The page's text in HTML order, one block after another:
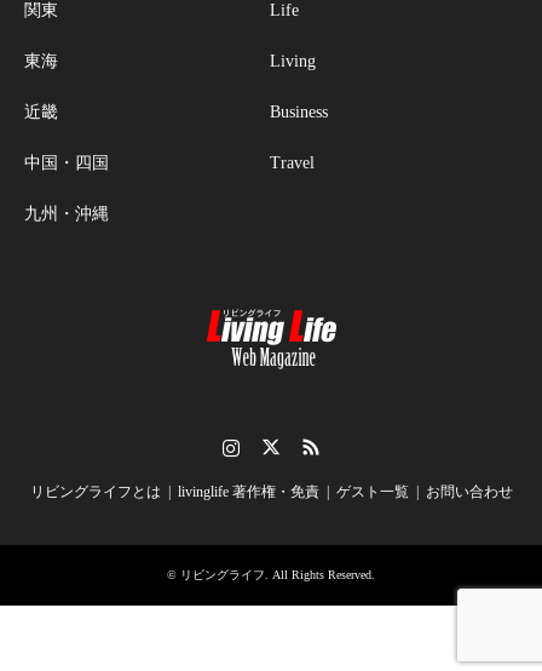
関東
東海
近畿
中国・四国
九州・沖縄
Life
Living
Business
Travel
リビングライフとは livinglife 著作権・免責 ゲスト一覧 お問い合わせ
© リビングライフ . All Rights Reserved.